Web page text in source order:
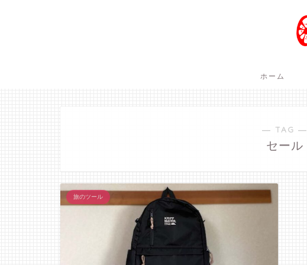
ホーム
― TAG ―
セール
旅のツール